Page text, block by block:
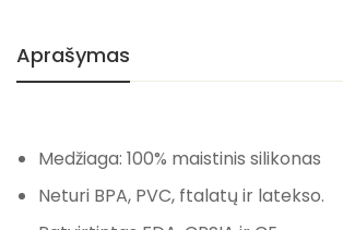
Aprašymas
Medžiaga: 100% maistinis silikonas
Neturi BPA, PVC, ftalatų ir latekso.